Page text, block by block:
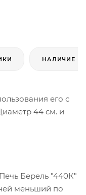
НАЛИЧИЕ
его с
44 см. и
Берель "440К"
меньший по